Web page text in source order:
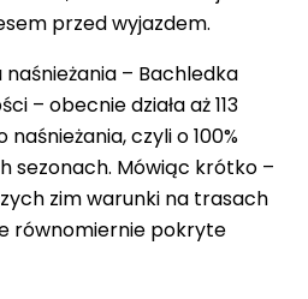
przed wyjazdem.
– Bachledka
– obecnie działa aż 113
czyli o 100%
sezonach. Mówiąc krótko –
zim warunki na trasach
równomiernie pokryte